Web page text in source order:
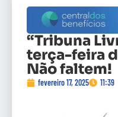
“Tribuna
terça-feira
Não faltem!
fevereiro 17, 2025 11:39